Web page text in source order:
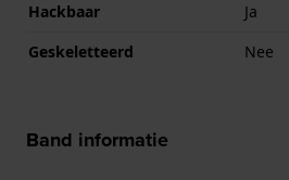
Hackbaar
Ja
Geskeletteerd
Nee
Band informatie